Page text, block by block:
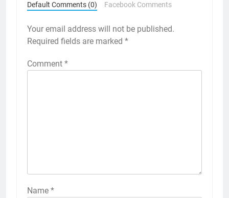
Default Comments (0) Facebook Comments
Your email address will not be published.
Required fields are marked *
Comment *
Name *